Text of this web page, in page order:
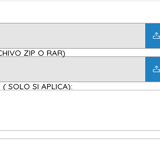
EN ARCHIVO ZIP O RAR)
SOLO SI APLICA):